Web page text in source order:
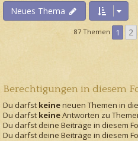
Neues Thema
87 Themen 1 2
Berechtigungen in diesem
Du darfst keineneuen Themen in
Du darfst keineAntworten zu
Du darfst deine Beiträge in diesem
Du darfst deine Beiträge in diesem